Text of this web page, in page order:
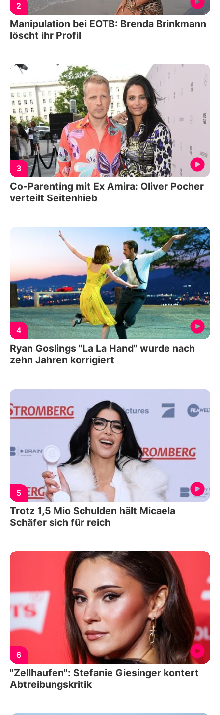
2
Manipulation bei EOTB: Brenda Brinkmann
löscht ihr Profil
3
Co-Parenting mit Ex Amira: Oliver Pocher
verteilt Seitenhieb
4
Ryan Goslings "La La Hand" wurde nach
zehn Jahren korrigiert
5
Trotz 1,5 Mio Schulden hält Micaela
Schäfer sich für reich
6
"Zellhaufen": Stefanie Giesinger kontert
Abtreibungskritik